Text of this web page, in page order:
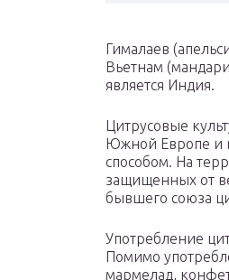
Гималаев
Вьетнам
является Индия.
Цитрусовые
Южной Европе и
способом. На
защищенных от
бывшего союза
Употребление
Помимо
мармелад,